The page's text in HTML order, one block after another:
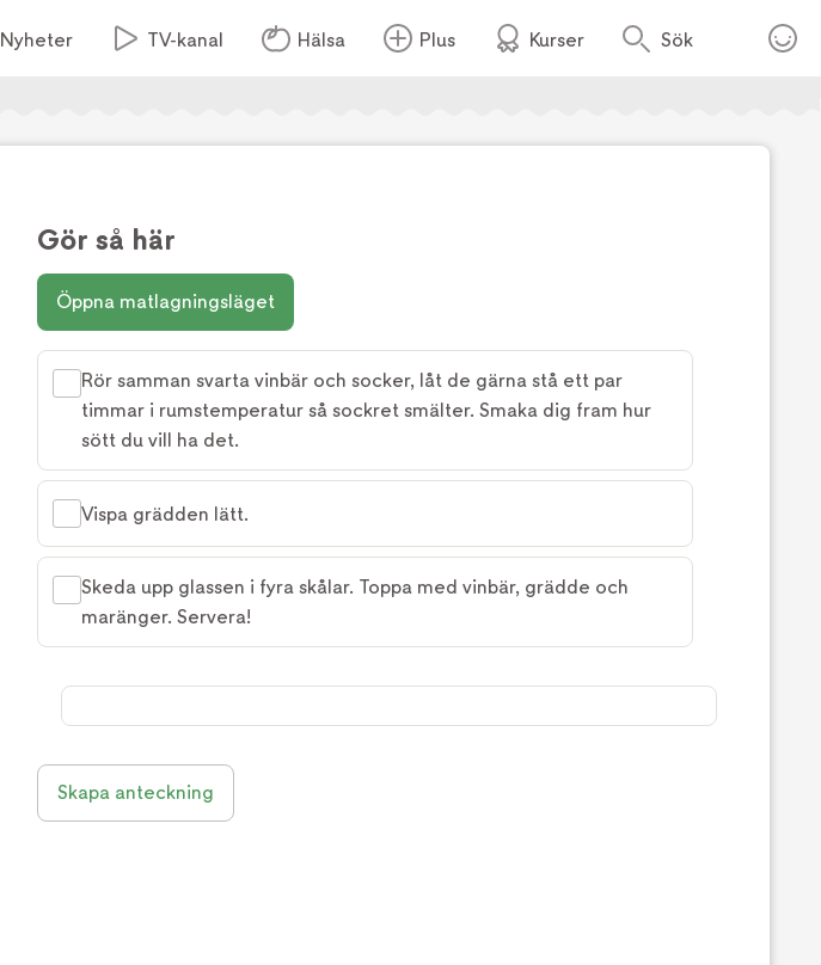
Nyheter TV-kanal Hälsa Plus Kurser Sök
Foto:Tv4
Gör så här
Öppna matlagningsläget
Rör samman svarta vinbär och socker, låt de gärna stå ett par
timmar i rumstemperatur så sockret smälter. Smaka dig fram hur
sött du vill ha det.
Vispa grädden lätt.
Skeda upp glassen i fyra skålar. Toppa med vinbär, grädde och
maränger. Servera!
Skapa anteckning